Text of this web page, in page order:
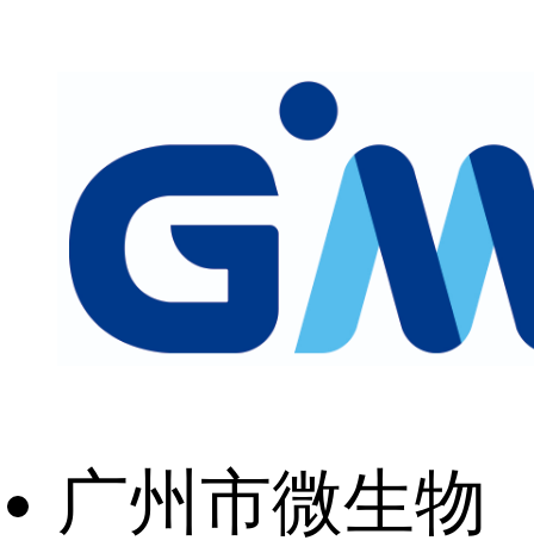
广州市微生物